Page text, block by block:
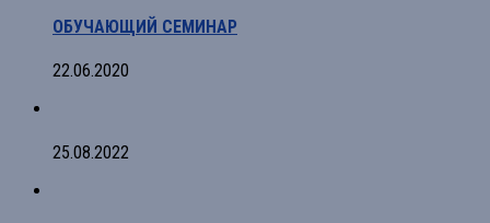
ОБУЧАЮЩИЙ СЕМИНАР
22.06.2020
25.08.2022